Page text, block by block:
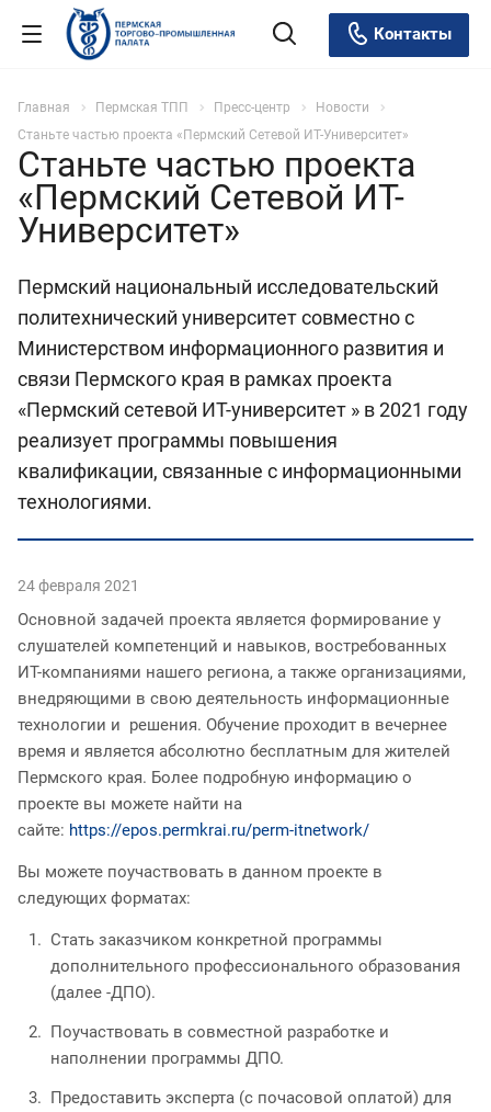
Контакты
Главная Пермская ТПП Пресс-центр
Новости
Станьте частью проекта «Пермский Сетевой ИТ-Университет»
Станьте частью проекта
«Пермский Сетевой ИТ-
Университет»
Пермский национальный исследовательский
политехнический университет совместно с
Министерством информационного развития и
связи Пермского края в рамках проекта
«Пермский сетевой ИТ-университет » в 2021 году
реализует программы повышения
квалификации, связанные с информационными
технологиями.
24 февраля 2021
Основной задачей проекта является формирование у
слушателей компетенций и навыков, востребованных
ИТ-компаниями нашего региона, а также организациями,
внедряющими в свою деятельность информационные
технологии и решения. Обучение проходит в вечернее
время и является абсолютно бесплатным для жителей
Пермского края. Более подробную информацию о
проекте вы можете найти на
сайте: https://epos.permkrai.ru/perm-itnetwork/
Вы можете поучаствовать в данном проекте в
следующих форматах:
Стать заказчиком конкретной программы
дополнительного профессионального образования
(далее -ДПО).
Поучаствовать в совместной разработке и
наполнении программы ДПО.
Предоставить эксперта (с почасовой оплатой) для